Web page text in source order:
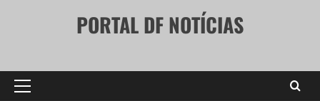
PORTAL DF NOTÍCIAS
Primary